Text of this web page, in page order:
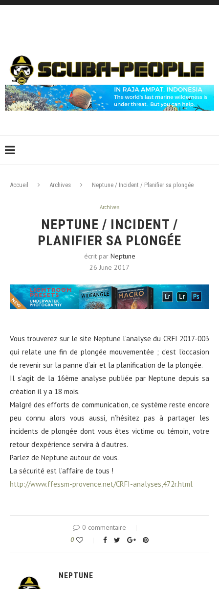
Accueil Archives Neptune / Incident / Planifier sa plongée
Archives
NEPTUNE / INCIDENT /
PLANIFIER SA PLONGÉE
écrit par Neptune
26 June 2017
Vous trouverez sur le site Neptune l’analyse du CRFI 2017-003
qui relate une fin de plongée mouvementée ; c’est l’occasion
de revenir sur la panne d’air et la planification de la plongée.
Il s’agit de la 16ème analyse publiée par Neptune depuis sa
création il y a 18 mois.
Malgré des efforts de communication, ce système reste encore
peu connu alors vous aussi, n’hésitez pas à partager les
incidents de plongée dont vous êtes victime ou témoin, votre
retour d’expérience servira à d’autres.
Parlez de Neptune autour de vous.
La sécurité est l’affaire de tous !
http://www.ffessm-provence.net/CRFI-analyses,472r.html
0 commentaire
0
NEPTUNE